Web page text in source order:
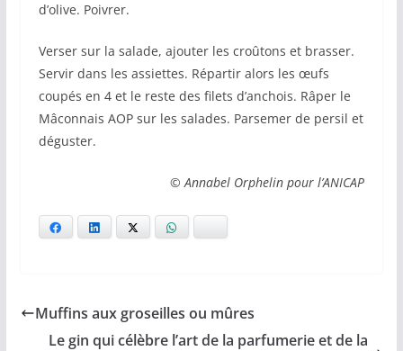
d’olive. Poivrer.
Verser sur la salade, ajouter les croûtons et brasser.
Servir dans les assiettes. Répartir alors les œufs
coupés en 4 et le reste des filets d’anchois. Râper le
Mâconnais AOP sur les salades. Parsemer de persil et
déguster.
© Annabel Orphelin pour l’ANICAP
Facebook LinkedIn
Muffins aux groseilles ou mûres
Le gin qui célèbre l’art de la parfumerie et de la